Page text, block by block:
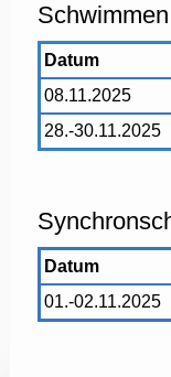
Datum
08.11.2025
28.-30.11.2025
Datum
01.-02.11.2025